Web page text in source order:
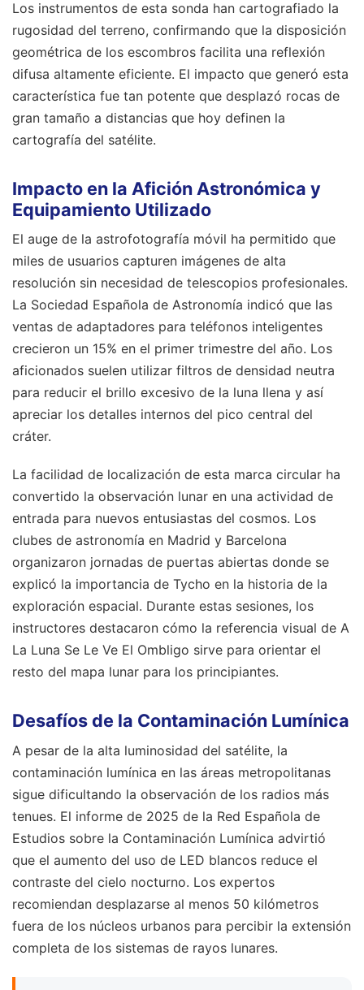
Los instrumentos de esta sonda han cartografiado la
rugosidad del terreno, confirmando que la disposición
geométrica de los escombros facilita una reflexión
difusa altamente eficiente. El impacto que generó esta
característica fue tan potente que desplazó rocas de
gran tamaño a distancias que hoy definen la
cartografía del satélite.
Impacto en la Afición Astronómica y
Equipamiento Utilizado
El auge de la astrofotografía móvil ha permitido que
miles de usuarios capturen imágenes de alta
resolución sin necesidad de telescopios profesionales.
La Sociedad Española de Astronomía indicó que las
ventas de adaptadores para teléfonos inteligentes
crecieron un 15% en el primer trimestre del año. Los
aficionados suelen utilizar filtros de densidad neutra
para reducir el brillo excesivo de la luna llena y así
apreciar los detalles internos del pico central del
cráter.
La facilidad de localización de esta marca circular ha
convertido la observación lunar en una actividad de
entrada para nuevos entusiastas del cosmos. Los
clubes de astronomía en Madrid y Barcelona
organizaron jornadas de puertas abiertas donde se
explicó la importancia de Tycho en la historia de la
exploración espacial. Durante estas sesiones, los
instructores destacaron cómo la referencia visual de A
La Luna Se Le Ve El Ombligo sirve para orientar el
resto del mapa lunar para los principiantes.
Desafíos de la Contaminación Lumínica
A pesar de la alta luminosidad del satélite, la
contaminación lumínica en las áreas metropolitanas
sigue dificultando la observación de los radios más
tenues. El informe de 2025 de la Red Española de
Estudios sobre la Contaminación Lumínica advirtió
que el aumento del uso de LED blancos reduce el
contraste del cielo nocturno. Los expertos
recomiendan desplazarse al menos 50 kilómetros
fuera de los núcleos urbanos para percibir la extensión
completa de los sistemas de rayos lunares.